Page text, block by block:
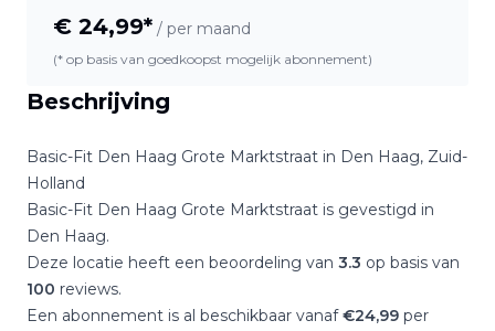
Beschrijving
Basic-Fit Den Haag Grote Marktstraat in Den Haag, Zuid-
Holland
Basic-Fit Den Haag Grote Marktstraat is gevestigd in
Den Haag.
Deze locatie heeft een beoordeling van 3.3 op basis van
100 reviews.
Een abonnement is al beschikbaar vanaf€24,99 per
€ 24,99* / per maand
(* op basis van goedkoopst mogelijk abonnement)